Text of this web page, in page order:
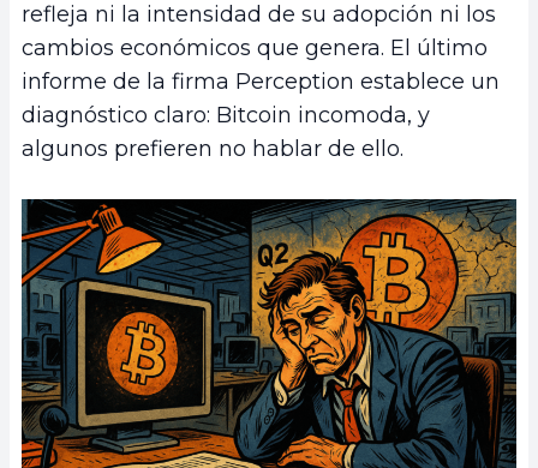
refleja ni la intensidad de su adopción ni los
cambios económicos que genera. El último
informe de la firma Perception establece un
diagnóstico claro: Bitcoin incomoda, y
algunos prefieren no hablar de ello.